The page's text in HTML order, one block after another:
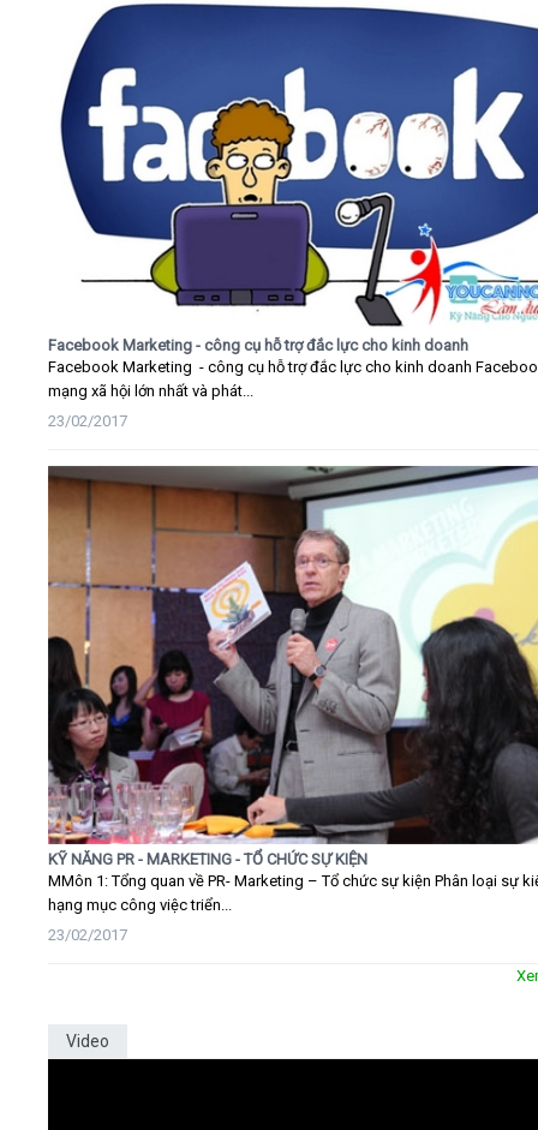
Facebook Marketing - công cụ hỗ trợ đắc lực cho kinh doanh
Facebook Marketing - công cụ hỗ trợ đắc lực cho kinh doanh
mạng xã hội lớn nhất và phát...
23/02/2017
KỸ NĂNG PR - MARKETING - TỔ CHỨC SỰ KIỆN
MMôn 1: Tổng quan về PR- Marketing – Tổ chức sự kiện Phân loại sự
hạng mục công việc triển...
23/02/2017
Video